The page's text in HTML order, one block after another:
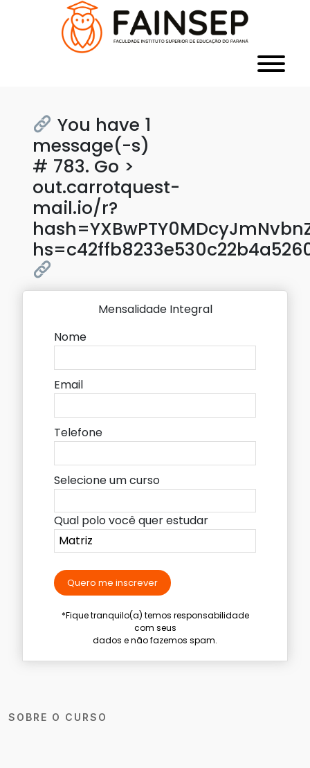
You have 1
message(-s)
# 783. Go >
out.carrotquest-
mail.io/r?
SOBRE O CURSO
Mensalidade Integral
Nome
Email
Telefone
Selecione um curso
Qual polo você quer estudar
Quero me inscrever
*Fique tranquilo(a) temos responsabilidade
com seus
dados e não fazemos spam.